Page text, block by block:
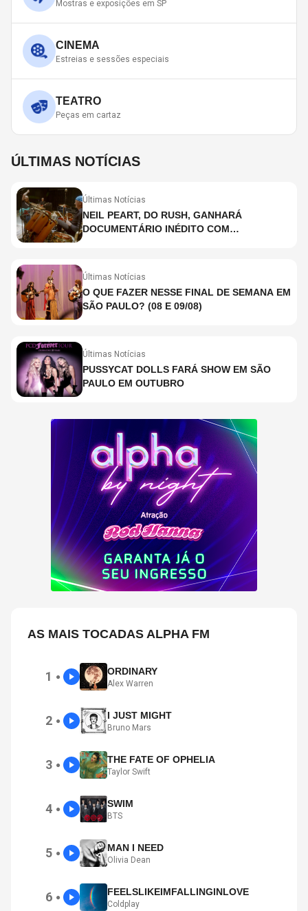
Mostras e exposições em SP
CINEMA
Estreias e sessões especiais
TEATRO
Peças em cartaz
ÚLTIMAS NOTÍCIAS
Últimas Notícias
NEIL PEART, DO RUSH, GANHARÁ
DOCUMENTÁRIO INÉDITO COM
Últimas Notícias
O QUE FAZER NESSE FINAL DE SEMANA EM
SÃO PAULO? (08 E 09/08)
Últimas Notícias
PUSSYCAT DOLLS FARÁ SHOW EM SÃO
PAULO EM OUTUBRO
AS MAIS TOCADAS ALPHA FM
1 ● ORDINARY
Alex Warren
2 ● I JUST MIGHT
Bruno Mars
3 ● THE FATE OF OPHELIA
Taylor Swift
4 ● SWIM
BTS
5 ● MAN I NEED
Olivia Dean
6 ● FEELSLIKEIMFALLINGINLOVE
Coldplay